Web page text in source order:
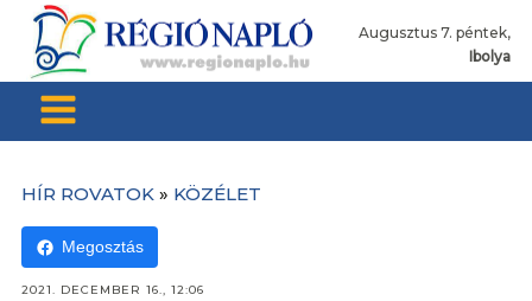
Augusztus 7. péntek,
Ibolya
HÍR ROVATOK » KÖZÉLET
Megosztás
2021. DECEMBER 16., 12:06